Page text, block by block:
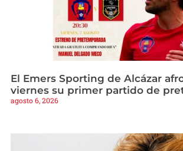
El Emers Sporting de Alcázar
viernes su primer partido de
agosto 6, 2026